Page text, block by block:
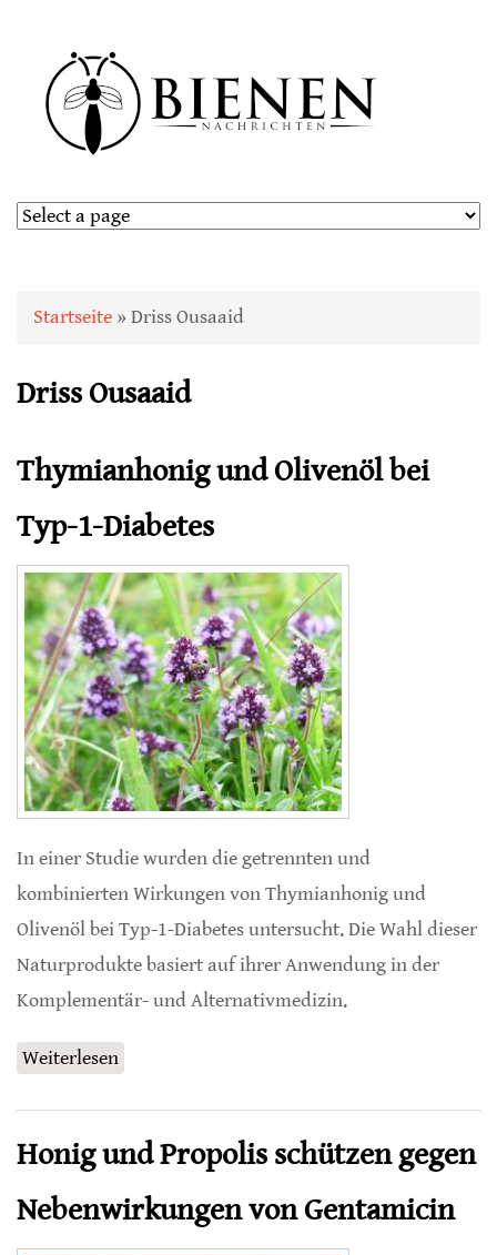
Sie sind hier
Startseite » Driss Ousaaid
Driss Ousaaid
Thymianhonig und Olivenöl bei
Typ-1-Diabetes
In einer Studie wurden die getrennten und
kombinierten Wirkungen von Thymianhonig und
Olivenöl bei Typ-1-Diabetes untersucht. Die Wahl dieser
Naturprodukte basiert auf ihrer Anwendung in der
Komplementär- und Alternativmedizin.
Weiterlesen
Honig und Propolis schützen gegen
Nebenwirkungen von Gentamicin